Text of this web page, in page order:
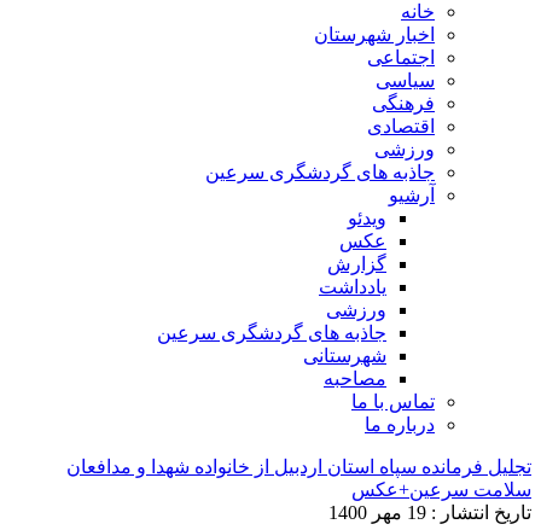
خانه
اخبار شهرستان
اجتماعی
سیاسی
فرهنگی
اقتصادی
ورزشی
جاذبه های گردشگری سرعین
آرشیو
ویدئو
عکس
گزارش
یادداشت
ورزشی
جاذبه های گردشگری سرعین
شهرستانی
مصاحبه
تماس با ما
درباره ما
تجلیل فرمانده سپاه استان اردبیل از خانواده شهدا و مدافعان
سلامت سرعین+عکس
تاریخ انتشار : 19 مهر 1400